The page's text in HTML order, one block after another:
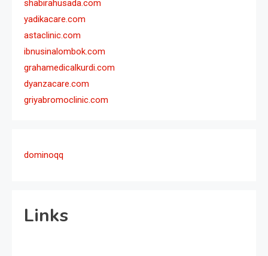
shabirahusada.com
yadikacare.com
astaclinic.com
ibnusinalombok.com
grahamedicalkurdi.com
dyanzacare.com
griyabromoclinic.com
dominoqq
Links